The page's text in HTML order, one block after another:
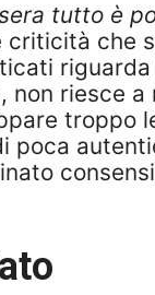
tutto è
criticità che
non riesce
troppo
poca